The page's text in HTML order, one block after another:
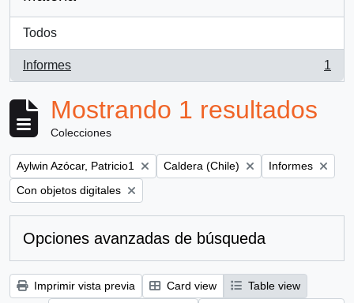
Todos
Informes
, 1 resultados
1
Mostrando 1 resultados
Colecciones
Remove filter:
Aylwin Azócar, Patricio1 Remove filter:
Caldera (Chile) Remove filter:
Informes
Remove filter:
Con objetos digitales
Opciones avanzadas de búsqueda
Imprimir vista previa Card view
Table view